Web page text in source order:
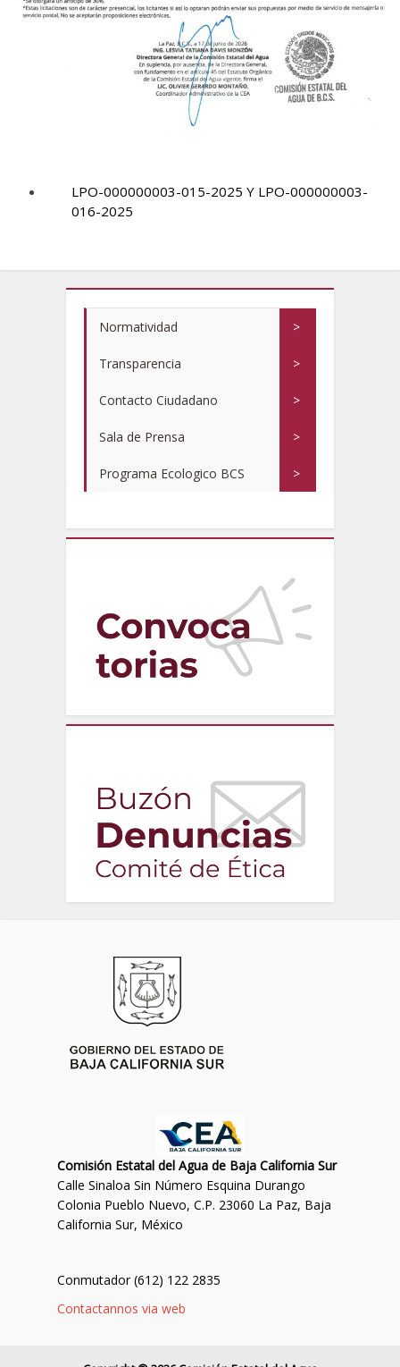
LPO-000000003-015-2025 Y LPO-000000003-
016-2025
Normatividad >
Transparencia >
Contacto Ciudadano >
Sala de Prensa >
Programa Ecologico BCS >
Comisión Estatal del Agua de Baja California Sur
Calle Sinaloa Sin Número Esquina Durango
Colonia Pueblo Nuevo, C.P. 23060 La Paz, Baja
California Sur, México
Conmutador (612) 122 2835
Contactannos via web